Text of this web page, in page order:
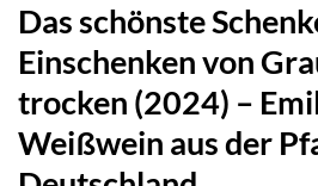
Das schönste
Einschenken von
trocken (2024) –
Weißwein aus der